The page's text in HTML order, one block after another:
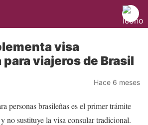
visa
viajeros de Brasil
Hace 6 meses